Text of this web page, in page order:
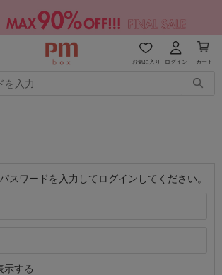
お気に入り ログイン カート
スワードを入力してログインしてください。
示する